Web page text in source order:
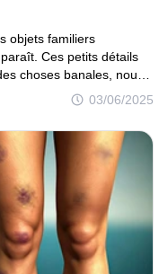
03/06/2025
objets familiers
Ces petits détails
choses banales, nous
même des nerfs. Elles
rendront la vie un peu